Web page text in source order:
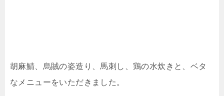
胡麻鯖、烏賊の姿造り、馬刺し、鶏の水炊きと、ベタ
なメニューをいただきました。